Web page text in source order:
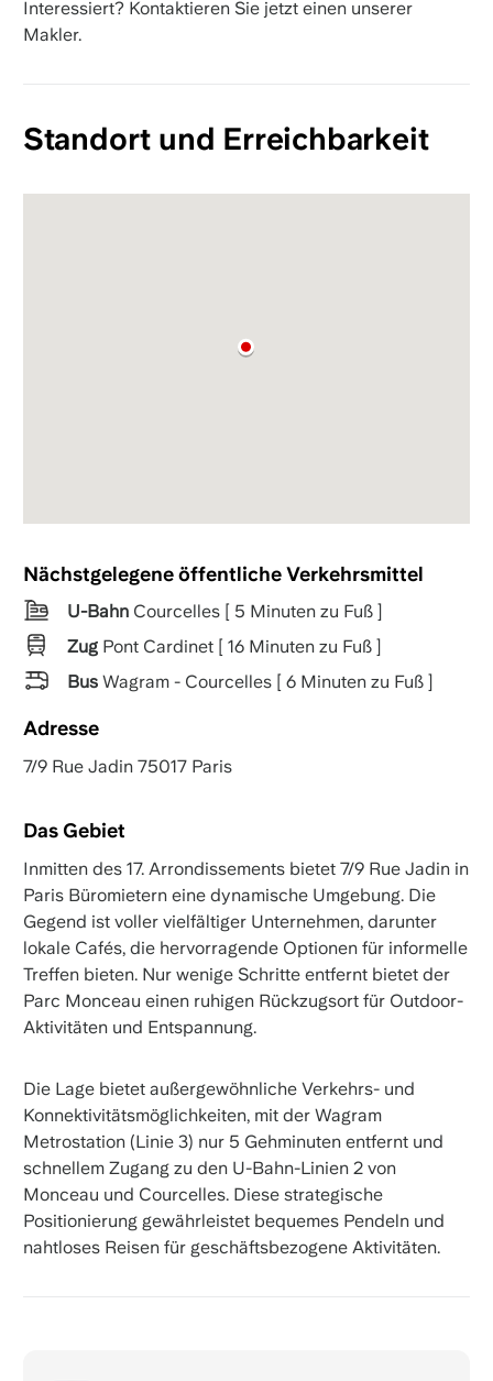
Interessiert? Kontaktieren Sie jetzt einen unserer
Makler.
Standort und Erreichbarkeit
Nächstgelegene öffentliche Verkehrsmittel
U-BahnCourcelles [ 5 Minuten zu Fuß ]
ZugPont Cardinet [ 16 Minuten zu Fuß ]
BusWagram - Courcelles [ 6 Minuten zu Fuß ]
Adresse
7/9 Rue Jadin 75017 Paris
Das Gebiet
Inmitten des 17. Arrondissements bietet 7/9 Rue Jadin in
Paris Büromietern eine dynamische Umgebung. Die
Gegend ist voller vielfältiger Unternehmen, darunter
lokale Cafés, die hervorragende Optionen für informelle
Treffen bieten. Nur wenige Schritte entfernt bietet der
Parc Monceau einen ruhigen Rückzugsort für Outdoor-
Aktivitäten und Entspannung.
Die Lage bietet außergewöhnliche Verkehrs- und
Konnektivitätsmöglichkeiten, mit der Wagram
Metrostation (Linie 3) nur 5 Gehminuten entfernt und
schnellem Zugang zu den U-Bahn-Linien 2 von
Monceau und Courcelles. Diese strategische
Positionierung gewährleistet bequemes Pendeln und
nahtloses Reisen für geschäftsbezogene Aktivitäten.